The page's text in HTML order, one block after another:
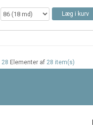
Læg i kurv
28 Elementer af 28 item(s)